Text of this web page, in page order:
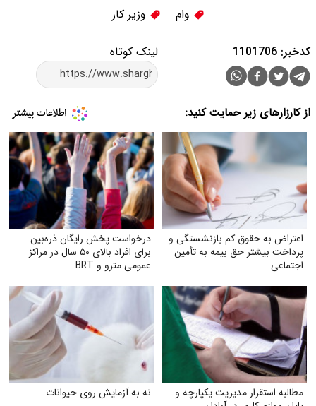
وام وزیر کار
لینک کوتاه کدخبر: 1101706
از کارزارهای زیر حمایت کنید:
اعتراض به حقوق کم بازنشستگی و
پرداخت بیشتر حق بیمه به تأمین
اجتماعی
درخواست پخش رایگان ذره‌بین
برای افراد بالای ۵۰ سال در مراکز
عمومی مترو و BRT
مطالبه استقرار مدیریت یکپارچه و
نه به آزمایش روی حیوانات